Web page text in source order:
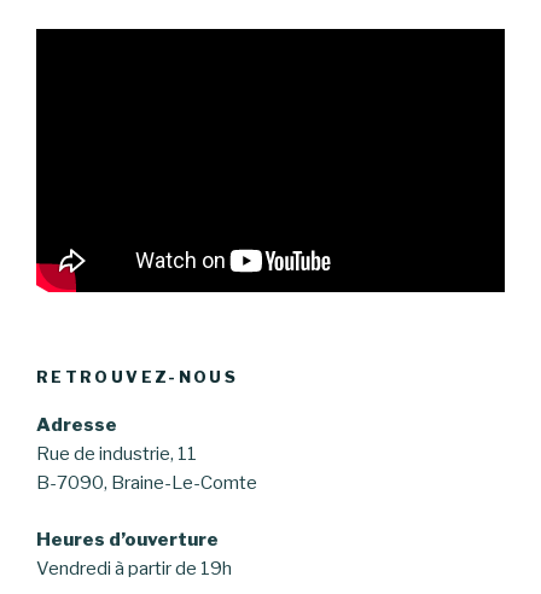
RETROUVEZ-NOUS
Adresse
Rue de industrie, 11
B-7090, Braine-Le-Comte
Heures d’ouverture
Vendredi à partir de 19h